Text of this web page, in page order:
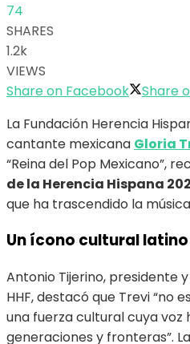
74
SHARES
1.2k
VIEWS
Share on Facebook
Share
La Fundación Herencia
cantante mexicana Gloria
“Reina del Pop Mexicano”,
de la Herencia Hispana
que ha trascendido la
Un ícono cultural latino
Antonio Tijerino, presidente
HHF, destacó que Trevi “no
una fuerza cultural cuya voz
generaciones y fronteras”.